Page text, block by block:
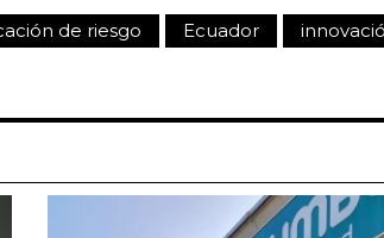
de riesgo Ecuador